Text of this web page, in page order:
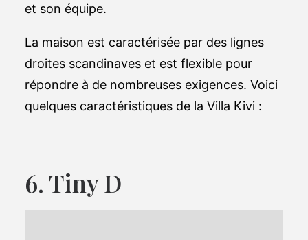
et son équipe.
La maison est caractérisée par des lignes
droites scandinaves et est flexible pour
répondre à de nombreuses exigences. Voici
quelques caractéristiques de la Villa Kivi :
6. Tiny D